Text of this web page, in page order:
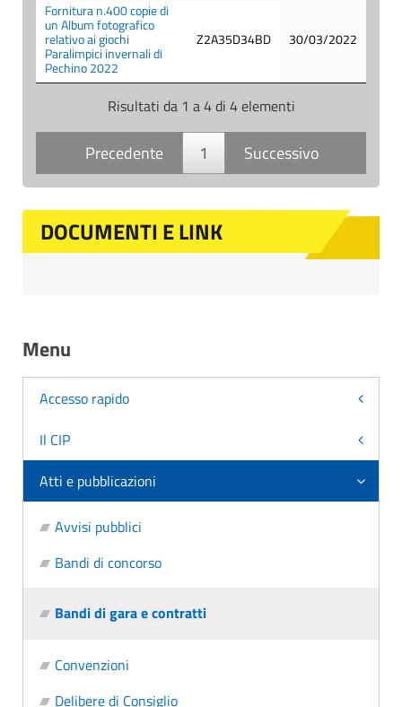
Fornitura n.400 copie di
un Album fotografico
relativo ai giochi
Paralimpici invernali di
Pechino 2022
Z2A35D34BD 30/03/2022
Risultati da 1 a 4 di 4 elementi
Precedente 1 Successivo
DOCUMENTI E LINK
Menu
Accesso rapido
Il CIP
Atti e pubblicazioni
Avvisi pubblici
Bandi di concorso
Bandi di gara e contratti
Convenzioni
Delibere di Consiglio